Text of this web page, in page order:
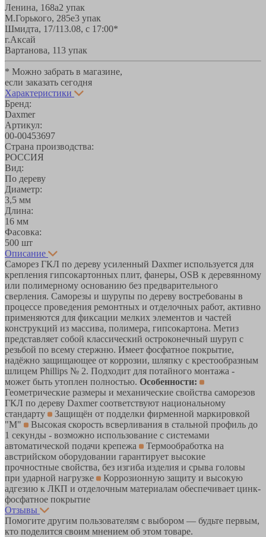
Ленина, 168а2 упак
М.Горького, 285е3 упак
Шмидта, 17/113.08, с 17:00*
г.Аксай
Вартанова, 113 упак
* Можно забрать в магазине,
если заказать сегодня
Характеристики
Бренд:
Daxmer
Артикул:
00-00453697
Страна производства:
РОССИЯ
Вид:
По дереву
Диаметр:
3,5 мм
Длина:
16 мм
Фасовка:
500 шт
Описание
Cаморез ГКЛ по дереву усиленный Daxmer используется для
крепления гипсокартонных плит, фанеры, OSB к деревянному
или полимерному основанию без предварительного
сверления. Саморезы и шурупы по дереву востребованы в
процессе проведения ремонтных и отделочных работ, активно
применяются для фиксации мелких элементов и частей
конструкций из массива, полимера, гипсокартона. Метиз
представляет собой классический остроконечный шуруп с
резьбой по всему стержню. Имеет фосфатное покрытие,
надёжно защищающее от коррозии, шляпку с крестообразным
шлицем Phillips № 2. Подходит для потайного монтажа -
может быть утоплен полностью. Особенности:
Геометрические размеры и механические свойства саморезов
ГКЛ по дереву Daxmer соответствуют национальному
стандарту
Защищён от подделки фирменной маркировкой
"М"
Высокая скорость всверливания в стальной профиль до
1 секунды - возможно использование с системами
автоматической подачи крепежа
Термообработка на
австрийском оборудовании гарантирует высокие
прочностные свойства, без изгиба изделия и срыва головы
при ударной нагрузке
Коррозионную защиту и высокую
адгезию к ЛКП и отделочным материалам обеспечивает цинк-
фосфатное покрытие
Отзывы
Помогите другим пользователям с выбором — будьте первым,
кто поделится своим мнением об этом товаре.